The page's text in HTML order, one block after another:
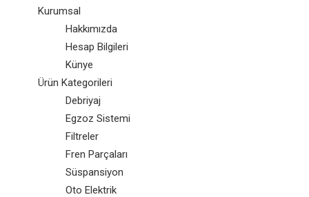
Kurumsal
Hakkımızda
Hesap Bilgileri
Künye
Ürün Kategorileri
Debriyaj
Egzoz Sistemi
Filtreler
Fren Parçaları
Süspansiyon
Oto Elektrik